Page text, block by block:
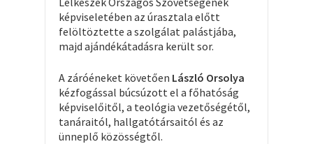
képviseletében az úrasztala előtt
felöltöztette a szolgálat palástjába,
majd ajándékátadásra került sor.
A záróéneket követően László Orsolya
kézfogással búcsúzott el a főhatóság
képviselőitől, a teológia vezetőségétől,
tanáraitól, hallgatótársaitól és az
ünneplő közösségtől.